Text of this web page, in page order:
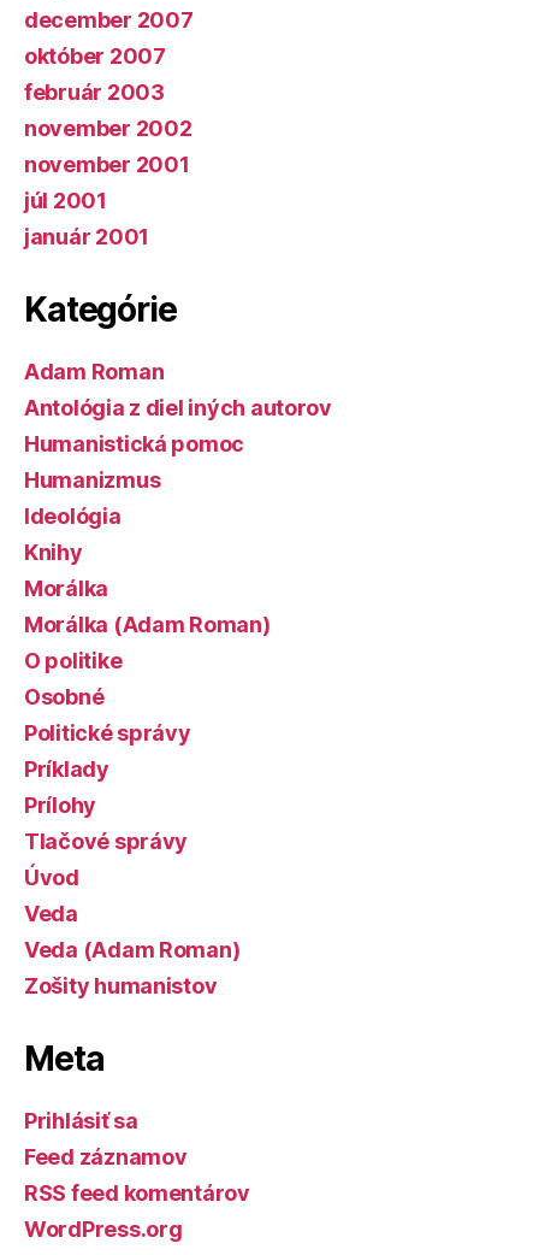
december 2007
október 2007
február 2003
november 2002
november 2001
júl 2001
január 2001
Kategórie
Adam Roman
Antológia z diel iných autorov
Humanistická pomoc
Humanizmus
Ideológia
Knihy
Morálka
Morálka (Adam Roman)
O politike
Osobné
Politické správy
Príklady
Prílohy
Tlačové správy
Úvod
Veda
Veda (Adam Roman)
Zošity humanistov
Meta
Prihlásiť sa
Feed záznamov
RSS feed komentárov
WordPress.org